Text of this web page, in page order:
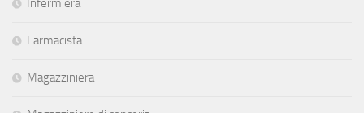
Farmacista
Magazziniera